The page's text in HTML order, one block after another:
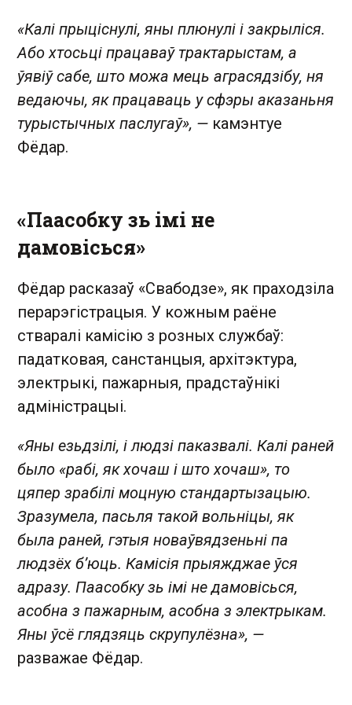
«Калі прыціснулі, яны плюнулі і закрыліся.
Або хтосьці працаваў трактарыстам, а
ўявіў сабе, што можа мець аграсядзібу, ня
ведаючы, як працаваць у сфэры аказаньня
турыстычных паслугаў», — камэнтуе
Фёдар.
«Паасобку зь імі не
дамовісься»
Фёдар расказаў «Свабодзе», як праходзіла
перарэгістрацыя. У кожным раёне
стваралі камісію з розных службаў:
падатковая, санстанцыя, архітэктура,
электрыкі, пажарныя, прадстаўнікі
адміністрацыі.
«Яны езьдзілі, і людзі паказвалі. Калі раней
было «рабі, як хочаш і што хочаш», то
цяпер зрабілі моцную стандартызацыю.
Зразумела, пасьля такой вольніцы, як
была раней, гэтыя новаўвядзеньні па
людзёх б’юць. Камісія прыяжджае ўся
адразу. Паасобку зь імі не дамовісься,
асобна з пажарным, асобна з электрыкам.
Яны ўсё глядзяць скрупулёзна», —
разважае Фёдар.